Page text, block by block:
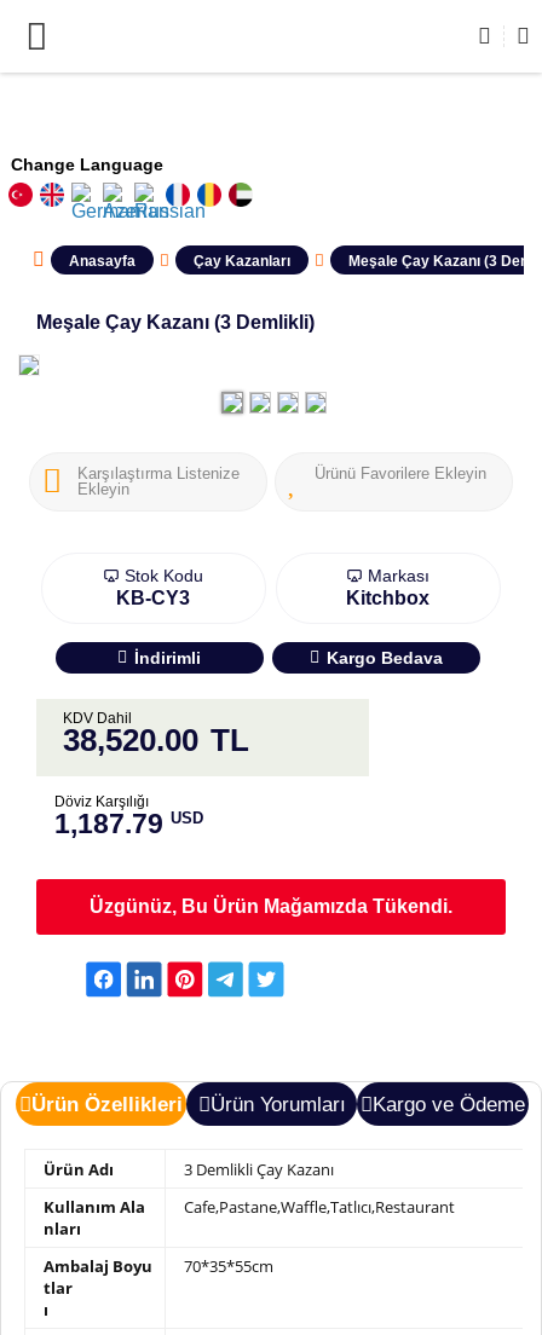
Change Language
Anasayfa Çay Kazanları Meşale Çay Kazanı (3
Meşale Çay Kazanı (3 Demlikli)
Karşılaştırma Listenize
Ekleyin
Ürünü Favorilere Ekleyin
Stok Kodu
KB-CY3
Markası
Kitchbox
İndirimli Kargo Bedava
38,520.00 TL
KDV Dahil
Döviz Karşılığı
1,187.79 USD
Üzgünüz, Bu Ürün Mağamızda Tükendi.
Ürün Özellikleri Ürün Yorumları Kargo ve Ödeme
Ürün Adı
3 Demlikli Çay Kazanı
Kullanım Ala
nları
Cafe,Pastane,Waffle,Tatlıcı,Restaurant
Ambalaj Boyu
tlar
ı
70*35*55cm